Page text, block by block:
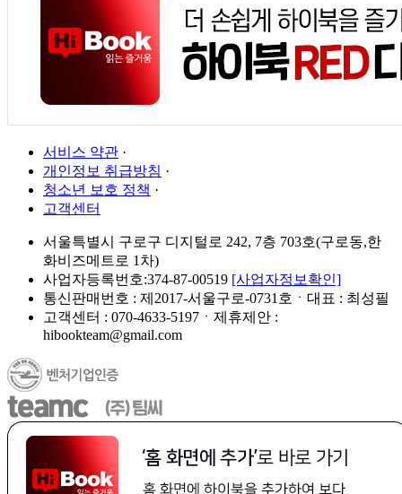
서비스 약관 ·
개인정보 취급방침 ·
청소년 보호 정책 ·
고객센터
서울특별시 구로구 디지털로 242, 7층 703호(구로동,한
화비즈메트로 1차)
사업자등록번호:374-87-00519 [사업자정보확인]
통신판매번호 : 제2017-서울구로-0731호ㆍ대표 : 최성필
고객센터 : 070-4633-5197ㆍ제휴제안 :
hibookteam@gmail.com